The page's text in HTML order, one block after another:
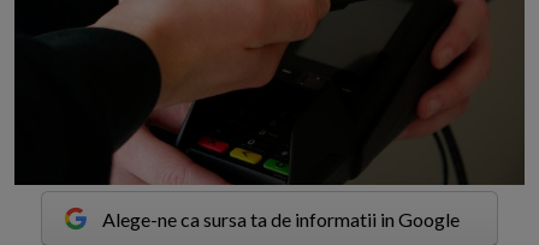
Alege-ne ca sursa ta de informatii in Google